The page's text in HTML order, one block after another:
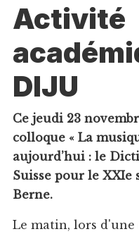
Activité
DIJU
Ce jeudi 23
colloque « La
aujourd’hui : le
Suisse pour le XXIe
Berne.
Le matin, lors d'une